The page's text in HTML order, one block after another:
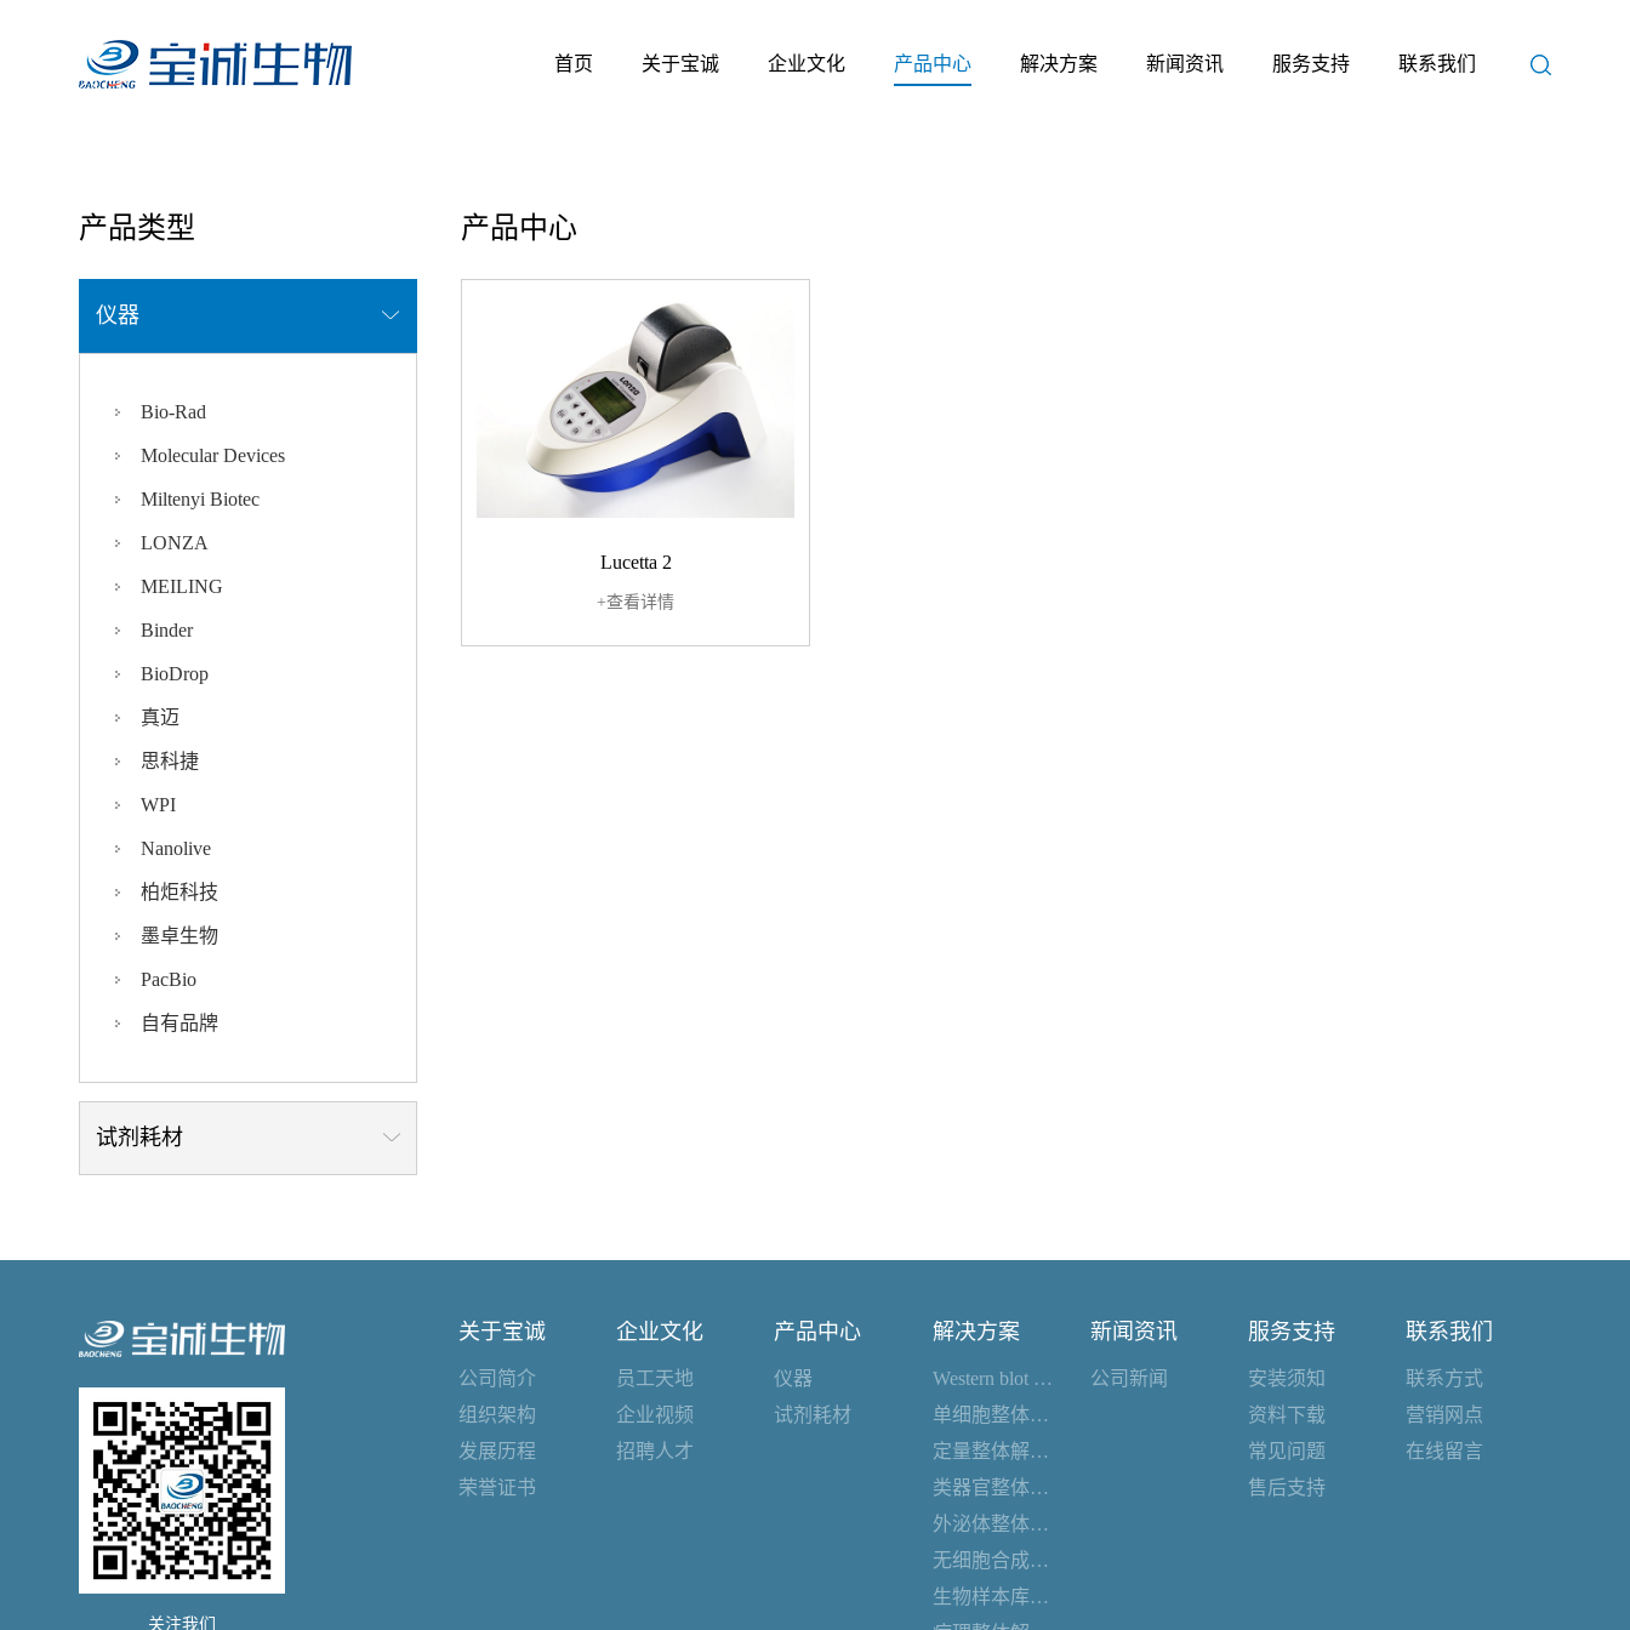
首页 关于宝诚 企业文化 产品中心 解决方案 新闻资讯 服务支持 联系我们
产品类型
仪器
Bio-Rad
Molecular Devices
Miltenyi Biotec
LONZA
MEILING
Binder
BioDrop
真迈
思科捷
WPI
Nanolive
柏炬科技
墨卓生物
PacBio
自有品牌
试剂耗材
产品中心
Lucetta 2
+查看详情
关注我们
关于宝诚
公司简介
组织架构
发展历程
荣誉证书
企业文化
员工天地
企业视频
招聘人才
产品中心
仪器
试剂耗材
解决方案
Western blot 整体解决方案
单细胞整体解决方案
定量整体解决方案
类器官整体解决方案
外泌体整体解决方案
无细胞合成整体解决方案
生物样本库整体解决方案
新闻资讯
公司新闻
服务支持
安装须知
资料下载
常见问题
售后支持
联系我们
联系方式
营销网点
在线留言